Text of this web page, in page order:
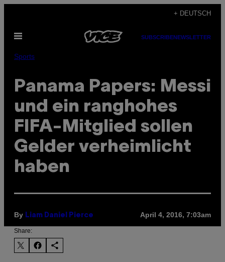
content
+ DEUTSCH
Open
SUBSCRIBENEWSLETTER
Sports
Panama Papers: Messi
und ein ranghohes
FIFA-Mitglied sollen
Gelder verheimlicht
haben
By Liam Daniel Pierce April 4, 2016, 7:03am
Share: